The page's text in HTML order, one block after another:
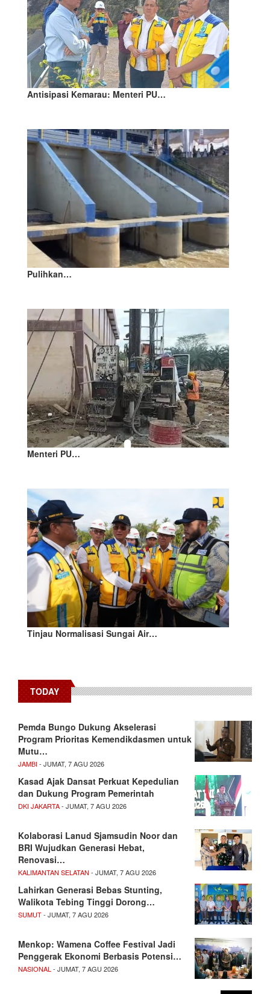
Antisipasi Kemarau: Menteri PU…
Pulihkan…
Menteri PU…
Tinjau Normalisasi Sungai Air…
TODAY
Pemda Bungo Dukung Akselerasi
Program Prioritas Kemendikdasmen untuk
Mutu…
JAMBI- JUMAT, 7 AGU 2026
Kasad Ajak Dansat Perkuat Kepedulian
dan Dukung Program Pemerintah
DKI JAKARTA- JUMAT, 7 AGU 2026
Kolaborasi Lanud Sjamsudin Noor dan
BRI Wujudkan Generasi Hebat,
Renovasi…
KALIMANTAN SELATAN - JUMAT, 7 AGU 2026
Lahirkan Generasi Bebas Stunting,
Walikota Tebing Tinggi Dorong…
SUMUT- JUMAT, 7 AGU 2026
Menkop: Wamena Coffee Festival Jadi
Penggerak Ekonomi Berbasis Potensi…
NASIONAL- JUMAT, 7 AGU 2026